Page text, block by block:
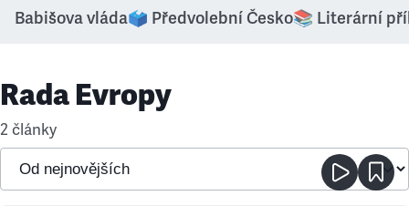
Babišova vláda🗳️ Předvolební Česko📚 Literární
Rada Evropy
2 články